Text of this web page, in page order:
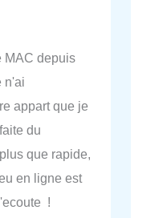
MAC depuis
n'ai
appart que je
du
que rapide,
en ligne est
!